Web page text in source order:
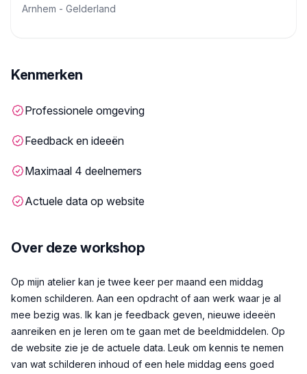
Arnhem - Gelderland
Kenmerken
Professionele omgeving
Feedback en ideeën
Maximaal 4 deelnemers
Actuele data op website
Over deze workshop
Beschrijving
Op mijn atelier kan je twee keer per maand een middag
komen schilderen. Aan een opdracht of aan werk waar je al
mee bezig was. Ik kan je feedback geven, nieuwe ideeën
aanreiken en je leren om te gaan met de beeldmiddelen. Op
de website zie je de actuele data. Leuk om kennis te nemen
van wat schilderen inhoud of een hele middag eens goed